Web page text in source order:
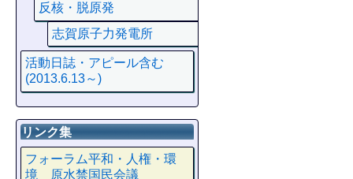
反核・脱原発
志賀原子力発電所
活動日誌・アピール含む
(2013.6.13～)
リンク集
フォーラム平和・人権・環
境 原水禁国民会議